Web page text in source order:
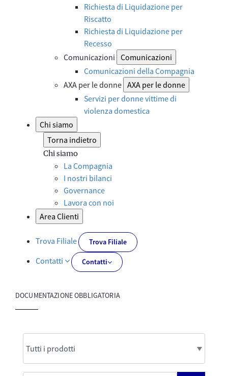
Richiesta di Liquidazione per
Riscatto
Richiesta di Liquidazione per
Recesso
Comunicazioni Comunicazioni
Comunicazioni della Compagnia
AXA per le donne AXA per le donne
Servizi per donne vittime di
violenza domestica
Chi siamo
Torna indietro
Chi siamo
La Compagnia
I nostri bilanci
Governance
Lavora con noi
Area Clienti
Trova Filiale Trova Filiale
Contatti Contatti
DOCUMENTAZIONE OBBLIGATORIA